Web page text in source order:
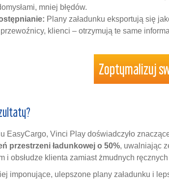
mniej błędów.
Plany załadunku eksportują się
klienci – otrzymują te same
Zoptymalizuj
EasyCargo, Vinci Play doświadczyło
przestrzeni ładunkowej o 50%, uwalniając
i obsłudze klienta zamiast żmudnych
imponujące, ulepszone plany załadunku i